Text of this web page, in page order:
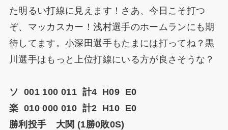
た明るい打線に見えます！さあ、今日こそ打つ
ぞ、マッカスカー！浅村選手のホームランにも期
待してます。小深田選手もたまには打ってね？黒
川選手はもっと上位打線にいる方が良さそうな？
ソ 001 100 011 計4 H09 E0
楽 010 000 010 計2 H10 E0
勝利投手 大関 (1勝0敗0S)